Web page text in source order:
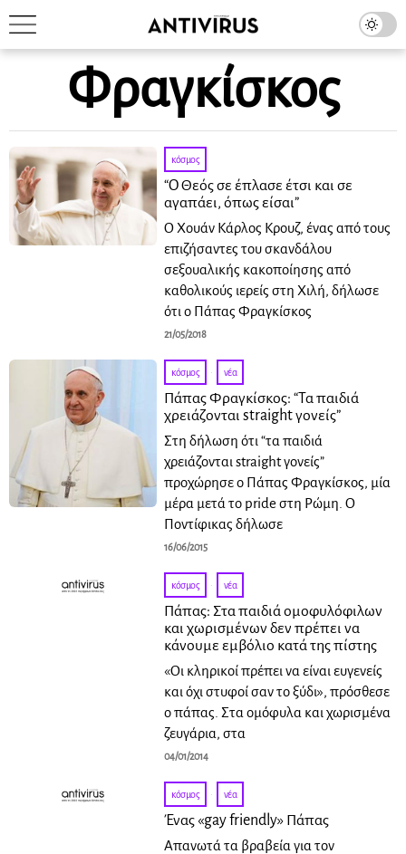
Φραγκίσκος
κόσμος
“Ο Θεός σε έπλασε έτσι και σε
αγαπάει, όπως είσαι”
Ο Χουάν Κάρλος Κρουζ, ένας από τους
επιζήσαντες του σκανδάλου
σεξουαλικής κακοποίησης από
καθολικούς ιερείς στη Χιλή, δήλωσε
ότι ο Πάπας Φραγκίσκος
21/05/2018
κόσμος · νέα
Πάπας Φραγκίσκος: “Τα παιδιά
χρειάζονται straight γονείς”
Στη δήλωση ότι “τα παιδιά
χρειάζονται straight γονείς”
προχώρησε ο Πάπας Φραγκίσκος, μία
μέρα μετά το pride στη Ρώμη. Ο
Ποντίφικας δήλωσε
16/06/2015
κόσμος · νέα
Πάπας: Στα παιδιά ομοφυλόφιλων
και χωρισμένων δεν πρέπει να
κάνουμε εμβόλιο κατά της πίστης
«Οι κληρικοί πρέπει να είναι ευγενείς
και όχι στυφοί σαν το ξύδι», πρόσθεσε
ο πάπας. Στα ομόφυλα και χωρισμένα
ζευγάρια, στα
04/01/2014
κόσμος · νέα
Ένας «gay friendly» Πάπας
Απανωτά τα βραβεία για τον